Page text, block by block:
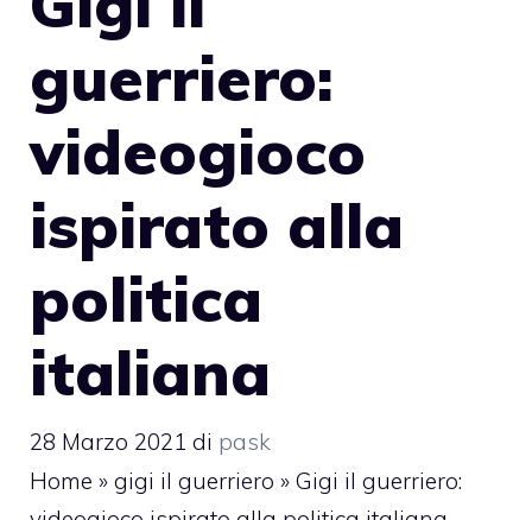
guerriero:
videogioco
ispirato alla
politica
italiana
28 Marzo 2021 di pask
Home » gigi il guerriero » Gigi il guerriero: